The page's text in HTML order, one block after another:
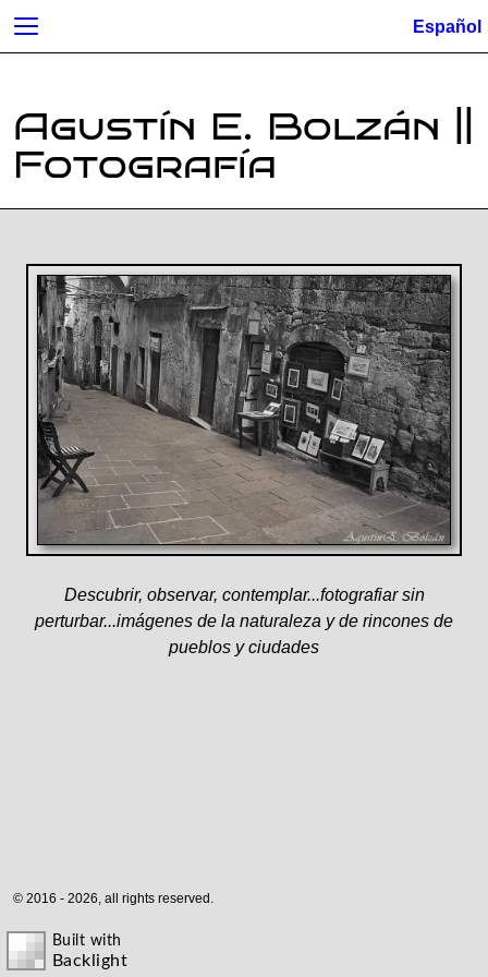
Agustín E. Bolzán ||
Fotografía
Descubrir, observar, contemplar...fotografiar sin
perturbar...imágenes de la naturaleza y de rincones de
pueblos y ciudades
© 2016 - 2026, all rights reserved.
Built with
Backlight